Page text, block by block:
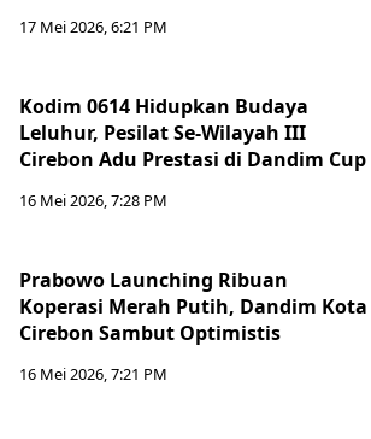
17 Mei 2026, 6:21 PM
Kodim 0614 Hidupkan Budaya
Leluhur, Pesilat Se-Wilayah III
Cirebon Adu Prestasi di Dandim Cup
16 Mei 2026, 7:28 PM
Prabowo Launching Ribuan
Koperasi Merah Putih, Dandim Kota
Cirebon Sambut Optimistis
16 Mei 2026, 7:21 PM